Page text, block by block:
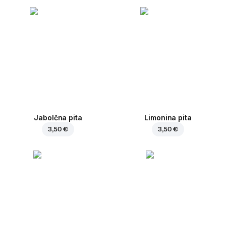
Jabolčna pita
3,50 €
Limonina pita
3,50 €